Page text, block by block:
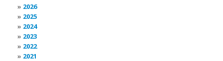
2026
2025
2024
2023
2022
2021